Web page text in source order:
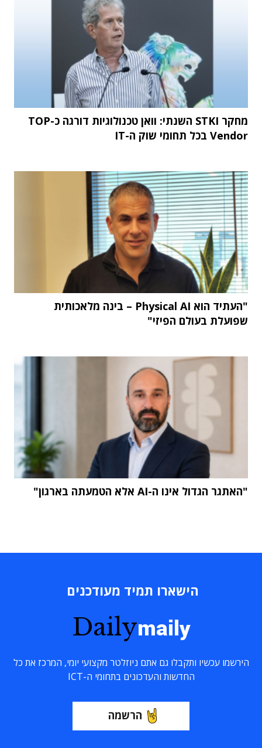
מחקר STKI השנתי: וואן טכנולוגיות דורגה כ-TOP
Vendor בכל תחומי שוק ה-IT
"העתיד הוא Physical AI – בינה מלאכותית
שפועלת בעולם הפיזי"
"האתגר הגדול אינו ה-AI אלא הטמעתה בארגון"
הישארו תמיד מעודכנים
Dailymaily
הירשמו עכשיו ותקבלו גם אתם ניוזלטר מקצועי יומי, המרכז את כל
החדשות והעדכונים בתחומי ה-ICT
הרשמה